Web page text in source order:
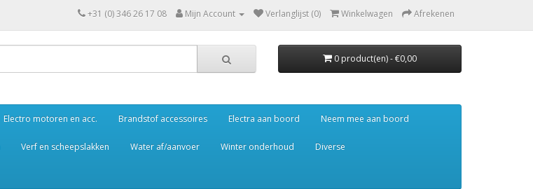
+31 (0) 346 26 17 08 Mijn Account Verlanglijst (0) Winkelwagen Afrekenen
0 product(en) - €0,00
Electro motoren en acc. Brandstof accessoires Electra aan boord Neem mee aan boord
Verf en scheepslakken Water af/aanvoer Winter onderhoud Diverse